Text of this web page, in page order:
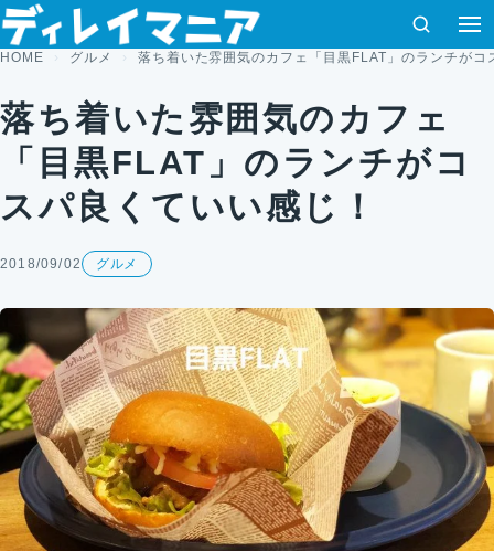
コンテンツへスキップ
検索
HOME グルメ 落ち着いた雰囲気のカフェ「目黒FLAT」のランチがコ
落ち着いた雰囲気のカフェ
「目黒FLAT」のランチがコ
スパ良くていい感じ！
2018/09/02 グルメ